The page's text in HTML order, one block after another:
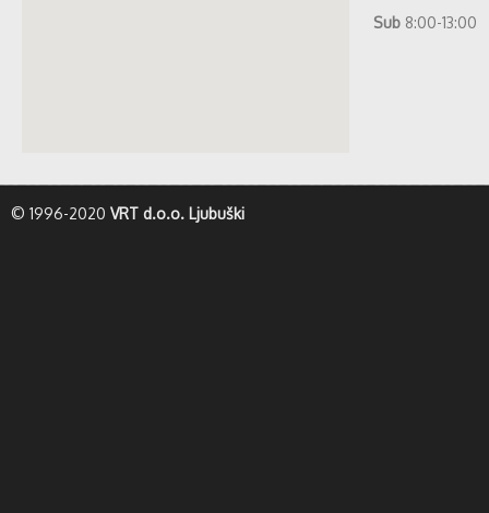
Sub 8:00-13:00
© 1996-2020 VRT d.o.o. Ljubuški